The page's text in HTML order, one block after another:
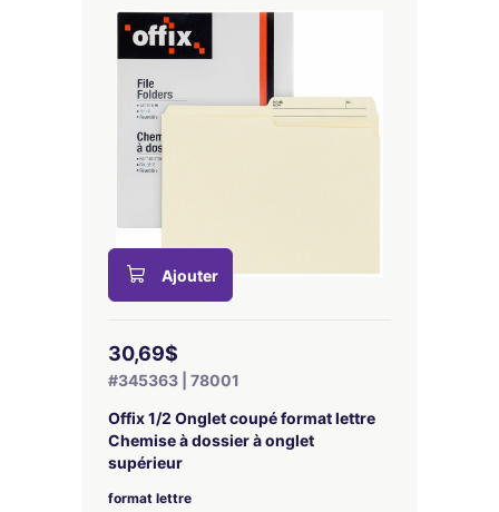
Ajouter
30,69$
#345363 | 78001
Offix 1/2 Onglet coupé format lettre
Chemise à dossier à onglet
supérieur
format lettre